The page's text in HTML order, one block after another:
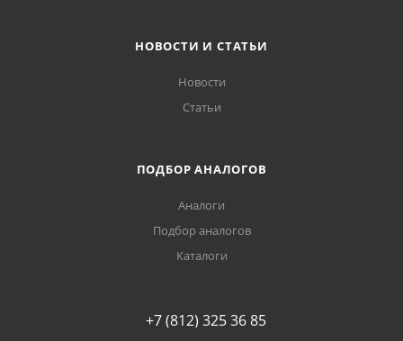
НОВОСТИ И СТАТЬИ
Новости
Статьи
ПОДБОР АНАЛОГОВ
Аналоги
Подбор аналогов
Каталоги
+7 (812) 325 36 85